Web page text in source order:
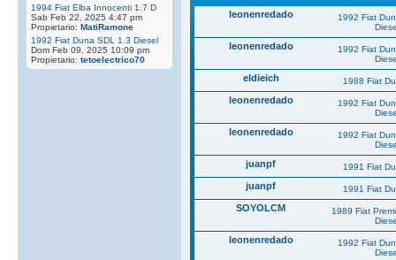
1994 Fiat Elba Innocenti 1.7 D
Sab Feb 22, 2025 4:47 pm
Propietario: MatiRamone
1992 Fiat Duna SDL 1.3 Diesel
Dom Feb 09, 2025 10:09 pm
Propietario: tetoelectrico70
leonenredado
1992 Fiat
leonenredado
1992 Fiat
eldieich 1988 Fiat
leonenredado
1992 Fiat
leonenredado
1992 Fiat
juanpf 1991 Fiat
juanpf 1991 Fiat
SOYOLCM
1989 Fiat
leonenredado
1992 Fiat